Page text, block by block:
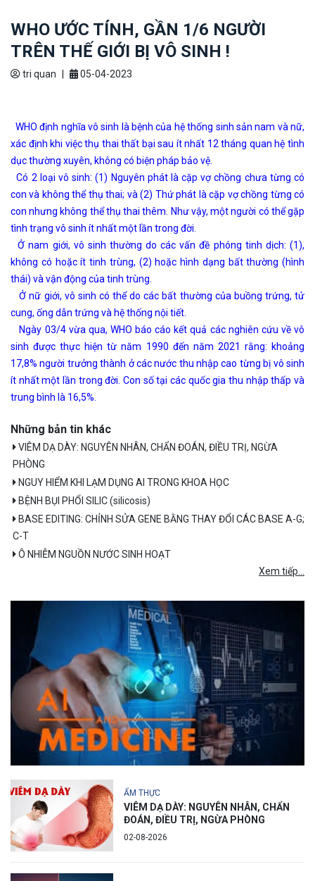
WHO ƯỚC TÍNH, GẦN 1/6 NGƯỜI
TRÊN THẾ GIỚI BỊ VÔ SINH !
tri quan 05-04-2023
WHO định nghĩa vô sinh là bệnh của hệ thống sinh sản nam và nữ,
xác định khi việc thụ thai thất bại sau ít nhất 12 tháng quan hệ tình
dục thường xuyên, không có biện pháp bảo vệ.
Có 2 loại vô sinh: (1) Nguyên phát là cặp vợ chồng chưa từng có
con và không thể thụ thai; và (2) Thứ phát là cặp vợ chồng từng có
con nhưng không thể thụ thai thêm. Như vậy, một người có thể gặp
tình trạng vô sinh ít nhất một lần trong đời.
Ở nam giới, vô sinh thường do các vấn đề phóng tinh dịch: (1),
không có hoặc ít tinh trùng, (2) hoặc hình dạng bất thường (hình
thái) và vận động của tinh trùng.
Ở nữ giới, vô sinh có thể do các bất thường của buồng trứng, tử
cung, ống dẫn trứng và hệ thống nội tiết.
Ngày 03/4 vừa qua, WHO báo cáo kết quả các nghiên cứu về vô
sinh được thực hiện từ năm 1990 đến năm 2021 rằng: khoảng
17,8% người trưởng thành ở các nước thu nhập cao từng bị vô sinh
ít nhất một lần trong đời. Con số tại các quốc gia thu nhập thấp và
trung bình là 16,5%.
Những bản tin khác
VIÊM DẠ DÀY: NGUYÊN NHÂN, CHẨN ĐOÁN, ĐIỀU TRỊ, NGỪA
PHÒNG
NGUY HIỂM KHI LẠM DỤNG AI TRONG KHOA HỌC
BỆNH BỤI PHỔI SILIC (silicosis)
BASE EDITING: CHỈNH SỬA GENE BẰNG THAY ĐỔI CÁC BASE A-G;
C-T
Ô NHIỄM NGUỒN NƯỚC SINH HOẠT
Xem tiếp...
ẨM THỰC
VIÊM DẠ DÀY: NGUYÊN NHÂN, CHẨN
ĐOÁN, ĐIỀU TRỊ, NGỪA PHÒNG
02-08-2026